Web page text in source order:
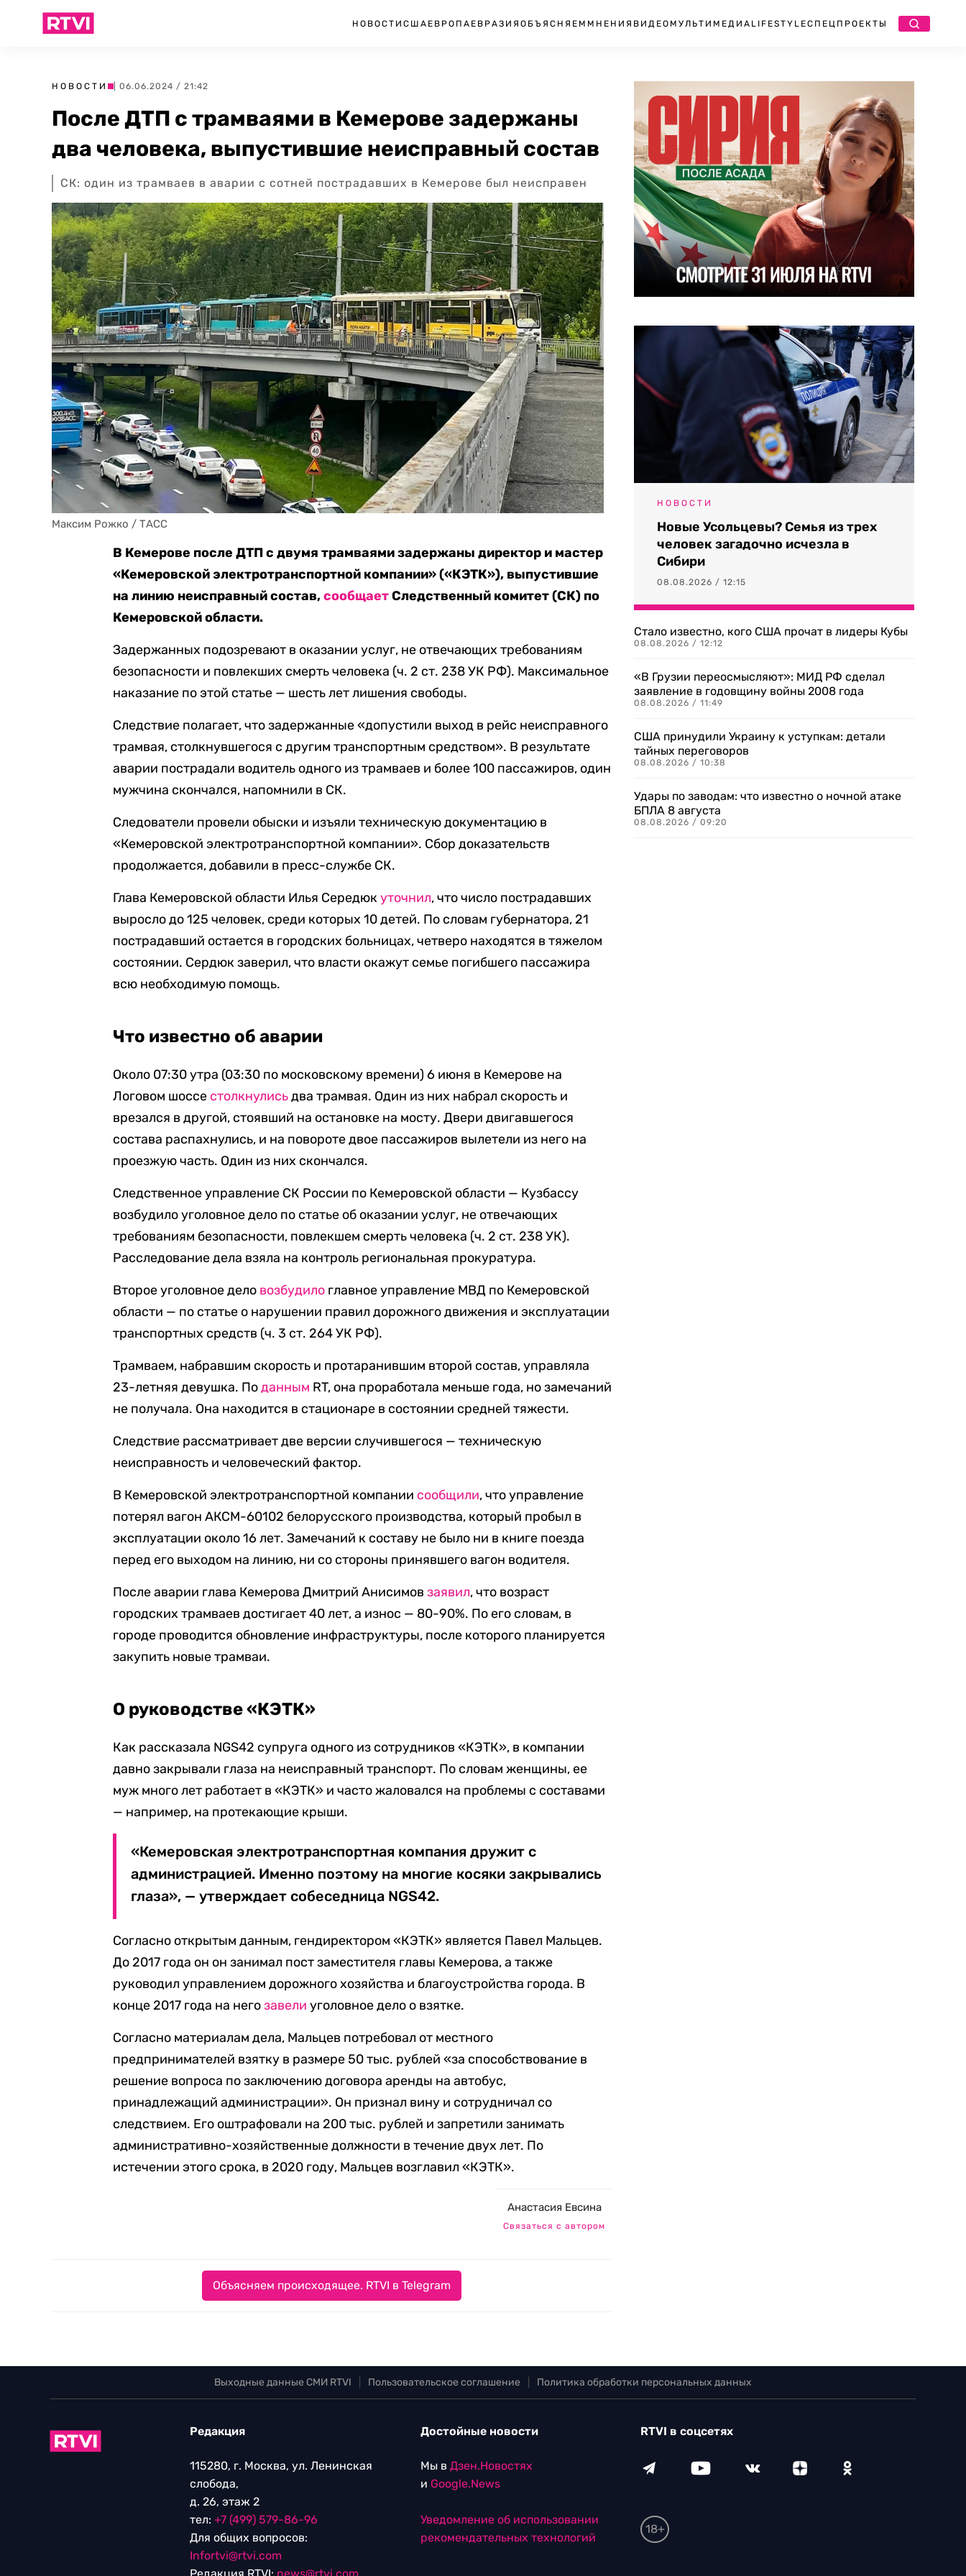
НОВОСТИ США ЕВРОПА ЕВРАЗИЯ ОБЪЯСНЯЕМ МНЕНИЯ ВИДЕО МУЛЬТИМЕДИА LIFESTYLEСПЕЦПРОЕКТЫ
НОВОСТИ | 06.06.2024 / 21:42
После ДТП с трамваями в Кемерове задержаны
два человека, выпустившие неисправный состав
СК: один из трамваев в аварии с сотней пострадавших в Кемерове был неисправен
Максим Рожко / ТАСС
В Кемерове после ДТП с двумя трамваями задержаны директор и мастер
«Кемеровской электротранспортной компании» («КЭТК»), выпустившие
на линию неисправный состав,сообщаетСледственный комитет (СК) по
Кемеровской области.
Задержанных подозревают в оказании услуг, не отвечающих требованиям
безопасности и повлекших смерть человека (ч. 2 ст. 238 УК РФ). Максимальное
наказание по этой статье — шесть лет лишения свободы.
Следствие полагает, что задержанные «допустили выход в рейс неисправного
трамвая, столкнувшегося с другим транспортным средством». В результате
аварии пострадали водитель одного из трамваев и более 100 пассажиров, один
мужчина скончался, напомнили в СК.
Следователи провели обыски и изъяли техническую документацию в
«Кемеровской электротранспортной компании». Сбор доказательств
продолжается, добавили в пресс-службе СК.
Глава Кемеровской области Илья Середюкуточнил, что число пострадавших
выросло до 125 человек, среди которых 10 детей. По словам губернатора, 21
пострадавший остается в городских больницах, четверо находятся в тяжелом
состоянии. Сердюк заверил, что власти окажут семье погибшего пассажира
всю необходимую помощь.
Что известно об аварии
Около 07:30 утра (03:30 по московскому времени) 6 июня в Кемерове на
Логовом шоссе столкнулисьдва трамвая. Один из них набрал скорость и
врезался в другой, стоявший на остановке на мосту. Двери двигавшегося
состава распахнулись, и на повороте двое пассажиров вылетели из него на
проезжую часть. Один из них скончался.
Следственное управление СК России по Кемеровской области — Кузбассу
возбудило уголовное дело по статье об оказании услуг, не отвечающих
требованиям безопасности, повлекшем смерть человека (ч. 2 ст. 238 УК).
Расследование дела взяла на контроль региональная прокуратура.
Второе уголовное дело возбудило главное управление МВД по Кемеровской
области — по статье о нарушении правил дорожного движения и эксплуатации
транспортных средств (ч. 3 ст. 264 УК РФ).
Трамваем, набравшим скорость и протаранившим второй состав, управляла
23-летняя девушка. Поданным RT, она проработала меньше года, но замечаний
не получала. Она находится в стационаре в состоянии средней тяжести.
Следствие рассматривает две версии случившегося — техническую
неисправность и человеческий фактор.
В Кемеровской электротранспортной компании сообщили, что управление
потерял вагон АКСМ-60102 белорусского производства, который пробыл в
эксплуатации около 16 лет. Замечаний к составу не было ни в книге поезда
перед его выходом на линию, ни со стороны принявшего вагон водителя.
После аварии глава Кемерова Дмитрий Анисимовзаявил, что возраст
городских трамваев достигает 40 лет, а износ — 80-90%. По его словам, в
городе проводится обновление инфраструктуры, после которого планируется
закупить новые трамваи.
О руководстве «КЭТК»
Как рассказала NGS42 супруга одного из сотрудников «КЭТК», в компании
давно закрывали глаза на неисправный транспорт. По словам женщины, ее
муж много лет работает в «КЭТК» и часто жаловался на проблемы с составами
— например, на протекающие крыши.
«Кемеровская электротранспортная компания дружит с
администрацией. Именно поэтому на многие косяки закрывались
глаза», — утверждает собеседница NGS42.
Согласно открытым данным, гендиректором «КЭТК» является Павел Мальцев.
До 2017 года он он занимал пост заместителя главы Кемерова, а также
руководил управлением дорожного хозяйства и благоустройства города. В
конце 2017 года на негозавели уголовное дело о взятке.
Согласно материалам дела, Мальцев потребовал от местного
предпринимателей взятку в размере 50 тыс. рублей «за способствование в
решение вопроса по заключению договора аренды на автобус,
принадлежащий администрации». Он признал вину и сотрудничал со
следствием. Его оштрафовали на 200 тыс. рублей и запретили занимать
административно-хозяйственные должности в течение двух лет. По
истечении этого срока, в 2020 году, Мальцев возглавил «КЭТК».
Анастасия Евсина
Связаться с автором
Объясняем происходящее. RTVI в Telegram
НОВОСТИ
Новые Усольцевы? Семья из трех
человек загадочно исчезла в
Сибири
08.08.2026 / 12:15
Стало известно, кого США прочат в лидеры Кубы
08.08.2026 / 12:12
«В Грузии переосмысляют»: МИД РФ сделал
заявление в годовщину войны 2008 года
08.08.2026 / 11:49
США принудили Украину к уступкам: детали
тайных переговоров
08.08.2026 / 10:38
Удары по заводам: что известно о ночной атаке
БПЛА 8 августа
08.08.2026 / 09:20
Выходные данные СМИ RTVI Пользовательское соглашение Политика обработки персональных данных
Редакция
115280, г. Москва, ул. Ленинская
слобода,
д. 26, этаж 2
тел: +7 (499) 579-86-96
Для общих вопросов:
Infortvi@rtvi.com
Достойные новости
Мы в Дзен.Новостях
и Google.News
Уведомление об использовании
рекомендательных технологий
RTVI в соцсетях
18+